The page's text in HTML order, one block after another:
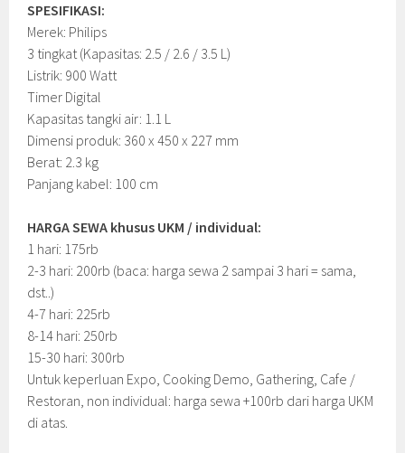
SPESIFIKASI:
Merek: Philips
3 tingkat (Kapasitas: 2.5 / 2.6 / 3.5 L)
Listrik: 900 Watt
Timer Digital
Kapasitas tangki air: 1.1 L
Dimensi produk: 360 x 450 x 227 mm
Berat: 2.3 kg
Panjang kabel: 100 cm
HARGA SEWA khusus UKM / individual:
1 hari: 175rb
2-3 hari: 200rb (baca: harga sewa 2 sampai 3 hari = sama,
dst..)
4-7 hari: 225rb
8-14 hari: 250rb
15-30 hari: 300rb
Untuk keperluan Expo, Cooking Demo, Gathering, Cafe /
Restoran, non individual: harga sewa +100rb dari harga UKM
di atas.